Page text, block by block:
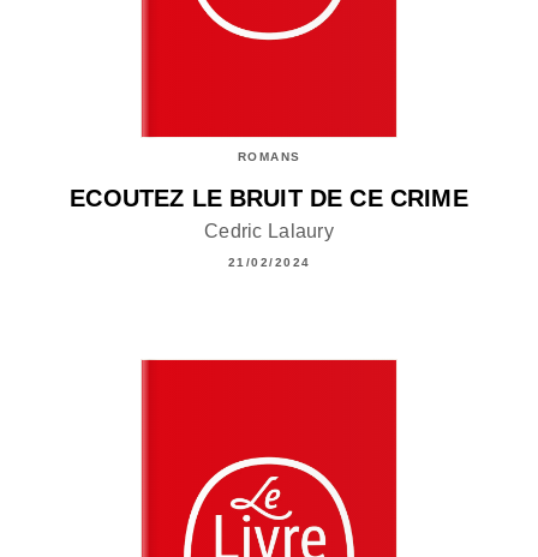
ROMANS
ECOUTEZ LE BRUIT DE CE CRIME
Cedric Lalaury
21/02/2024